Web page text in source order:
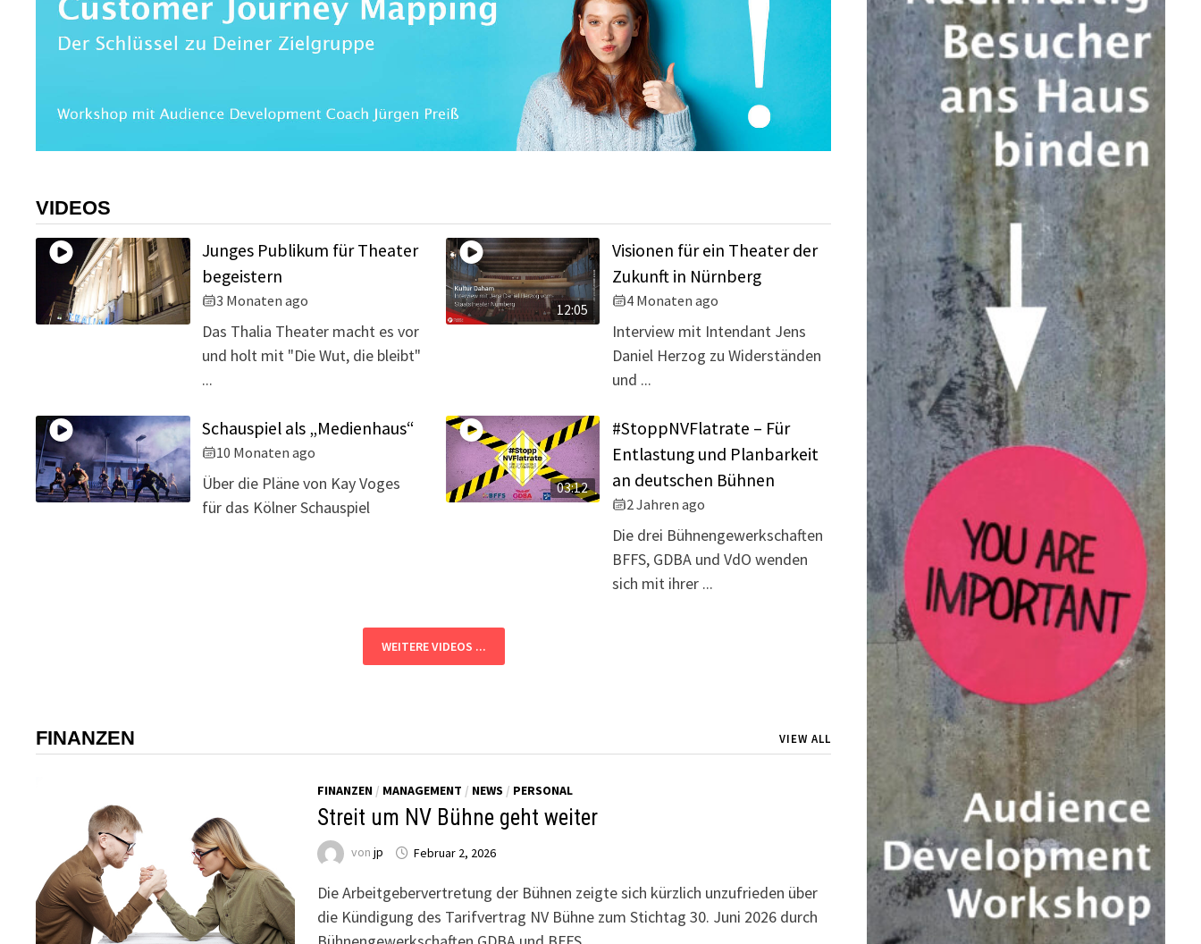
VIDEOS
Junges Publikum für Theater
begeistern
3 Monaten ago
Das Thalia Theater macht es vor
und holt mit "Die Wut, die bleibt"
...
12:05
Visionen für ein Theater der
Zukunft in Nürnberg
4 Monaten ago
Interview mit Intendant Jens
Daniel Herzog zu Widerständen
und ...
Schauspiel als „Medienhaus“
10 Monaten ago
Über die Pläne von Kay Voges
für das Kölner Schauspiel
03:12
#StoppNVFlatrate – Für
Entlastung und Planbarkeit
an deutschen Bühnen
2 Jahren ago
Die drei Bühnengewerkschaften
BFFS, GDBA und VdO wenden
sich mit ihrer ...
WEITERE VIDEOS ...
FINANZEN VIEW ALL
FINANZEN / MANAGEMENT / NEWS / PERSONAL
Streit um NV Bühne geht weiter
vonjp Februar 2, 2026
Die Arbeitgebervertretung der Bühnen zeigte sich kürzlich unzufrieden über
die Kündigung des Tarifvertrag NV Bühne zum Stichtag 30. Juni 2026 durch